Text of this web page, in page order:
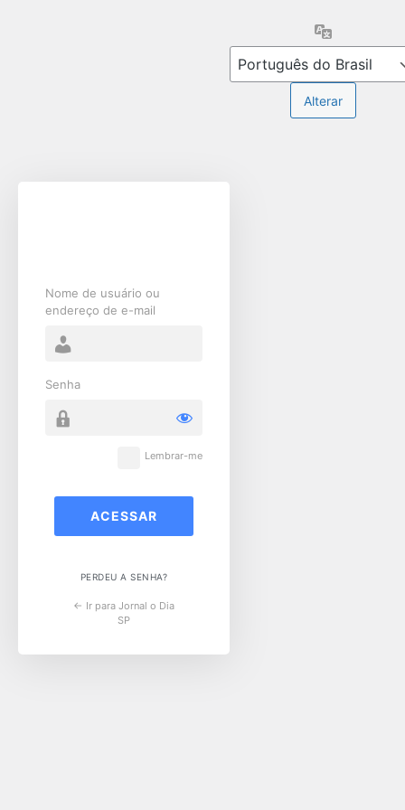
Nome de usuário ou
endereço de e-mail
Senha
Lembrar-me
PERDEU A SENHA?
← Ir para Jornal o Dia
SP
Idioma